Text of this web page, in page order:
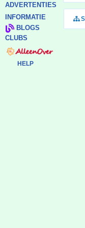
ADVERTENTIES
INFORMATIE
BLOGS
CLUBS
HELP